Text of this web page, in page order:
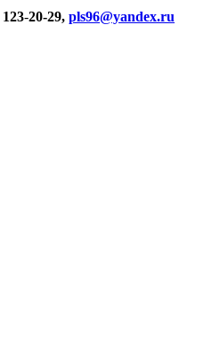
123-20-29, pls96@yandex.ru